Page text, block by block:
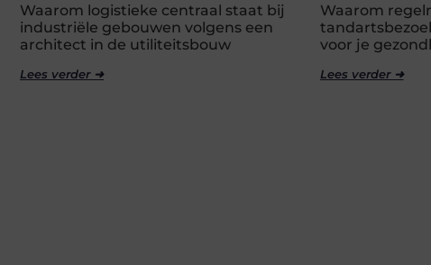
Waarom logistieke centraal staat bij
industriële gebouwen volgens een
architect in de utiliteitsbouw
Lees verder ➜
Waarom
voor je
Lees verder ➜